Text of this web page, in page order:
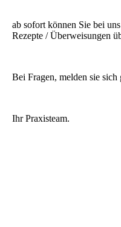
ab sofort können Sie bei
Rezepte / Überweisungen
Bei Fragen, melden sie sich
Ihr Praxisteam.